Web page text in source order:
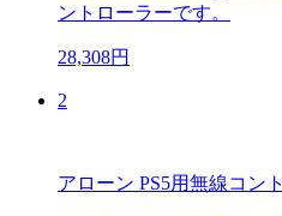
ントローラーです。
28,308円
2
アローン PS5用無線コン